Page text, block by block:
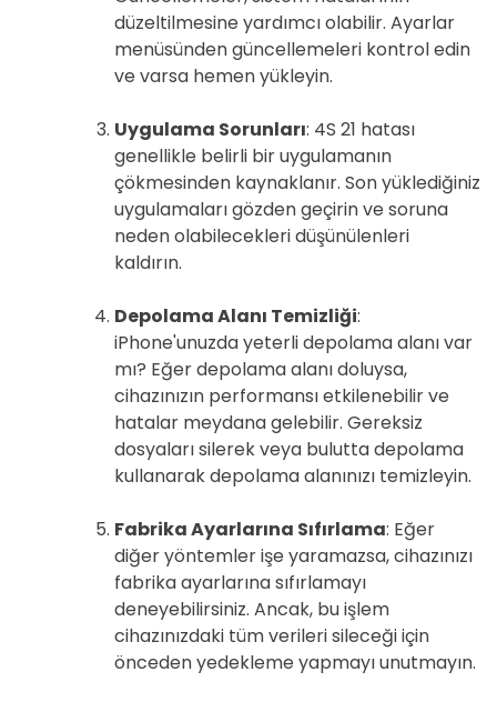
düzeltilmesine yardımcı olabilir. Ayarlar
menüsünden güncellemeleri kontrol edin
ve varsa hemen yükleyin.
Uygulama Sorunları: 4S 21 hatası
genellikle belirli bir uygulamanın
çökmesinden kaynaklanır. Son yüklediğiniz
uygulamaları gözden geçirin ve soruna
neden olabilecekleri düşünülenleri
kaldırın.
Depolama Alanı Temizliği:
iPhone'unuzda yeterli depolama alanı var
mı? Eğer depolama alanı doluysa,
cihazınızın performansı etkilenebilir ve
hatalar meydana gelebilir. Gereksiz
dosyaları silerek veya bulutta depolama
kullanarak depolama alanınızı temizleyin.
Fabrika Ayarlarına Sıfırlama: Eğer
diğer yöntemler işe yaramazsa, cihazınızı
fabrika ayarlarına sıfırlamayı
deneyebilirsiniz. Ancak, bu işlem
cihazınızdaki tüm verileri sileceği için
önceden yedekleme yapmayı unutmayın.